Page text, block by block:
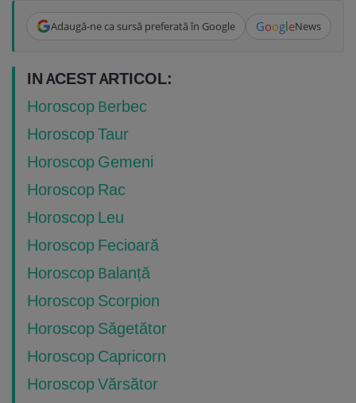
Adaugă-ne ca sursă preferată în Google GoogleNews
IN ACEST ARTICOL:
Horoscop Berbec
Horoscop Taur
Horoscop Gemeni
Horoscop Rac
Horoscop Leu
Horoscop Fecioară
Horoscop Balanță
Horoscop Scorpion
Horoscop Săgetător
Horoscop Capricorn
Horoscop Vărsător